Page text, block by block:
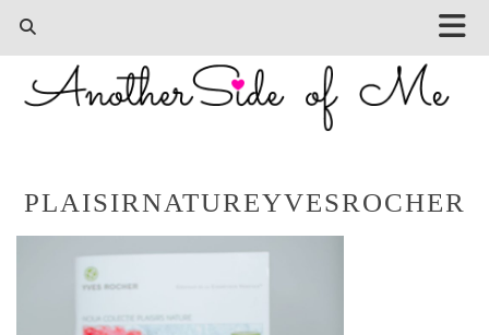
PLAISIRNATUREYVESROCHER